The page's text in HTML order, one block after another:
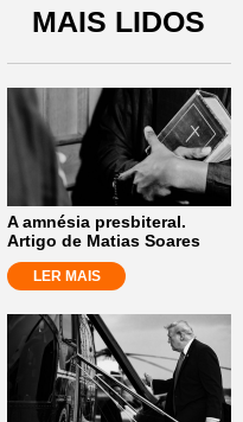
MAIS LIDOS
A amnésia presbiteral.
Artigo de Matias Soares
LER MAIS